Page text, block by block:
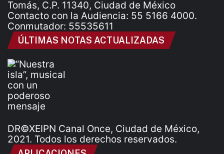
Tomás, C.P. 11340, Ciudad de México
Contacto con la Audiencia: 55 5166 4000.
Conmutador: 55535611
ÚLTIMAS NOTAS ACTUALIZADAS
DR©XEIPN Canal Once, Ciudad de México,
2021. Todos los derechos reservados.